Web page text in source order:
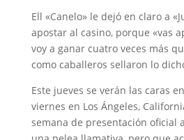
Ell «Canelo» le dejó en claro a
apostar al casino, porque «vas
voy a ganar cuatro veces más
como caballeros sellaron lo
Este jueves se verán las caras
viernes en Los Ángeles,
semana de presentación oficial